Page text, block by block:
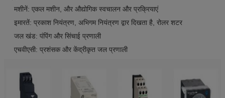
मशीनें: एकल मशीन, और औद्योगिक स्वचालन और प्रक्रियाएं
इमारतें: प्रकाश नियंत्रण, अभिगम नियंत्रण द्वार दिखता है, रोलर शटर
जल खंड: पंपिंग और सिंचाई प्रणाली
एचवीएसी: प्रशंसक और केंद्रीकृत जल प्रणाली